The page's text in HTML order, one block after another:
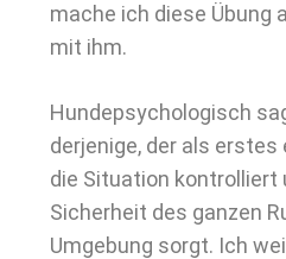
mache ich diese Übung
mit ihm.
Hundepsychologisch
derjenige, der als
die Situation kontrolliert
Sicherheit des ganzen
Umgebung sorgt. Ich